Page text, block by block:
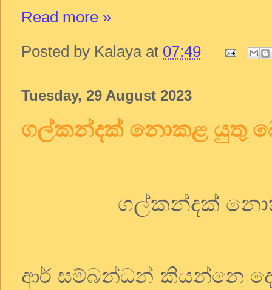
Read more »
Posted by Kalaya at 07:49
Tuesday, 29 August 2023
ගල්කන්දක් නොකළ යුතු
ගල්කන්දක්
ආර් සම්බන්ධන් කියන්නෙ